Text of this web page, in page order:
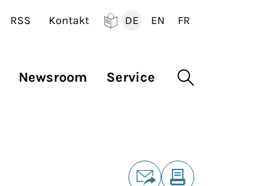
RSS Kontakt
DE
EN
FR
Newsroom Service Suche